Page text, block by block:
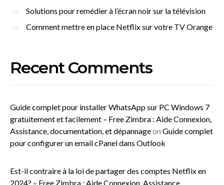
Solutions pour remédier à l’écran noir sur la télévision
Comment mettre en place Netflix sur votre TV Orange
Recent Comments
Guide complet pour installer WhatsApp sur PC Windows 7
gratuitement et facilement – Free Zimbra : Aide Connexion,
Assistance, documentation, et dépannageon Guide complet
pour configurer un email cPanel dans Outlook
Est-il contraire à la loi de partager des comptes Netflix en
2024? – Free Zimbra : Aide Connexion, Assistance,